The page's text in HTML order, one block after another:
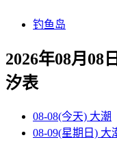
钓鱼岛
2026年08月08
汐表
08-08(今天) 大潮
08-09(星期日) 大